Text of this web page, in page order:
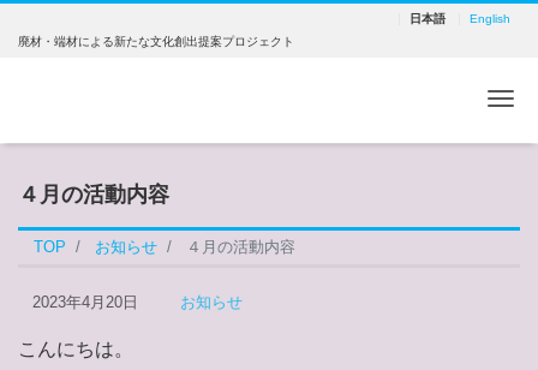
日本語
English
廃材・端材による新たな文化創出提案プロジェクト
４月の活動内容
TOP お知らせ ４月の活動内容
2023年4月20日 お知らせ
こんにちは。